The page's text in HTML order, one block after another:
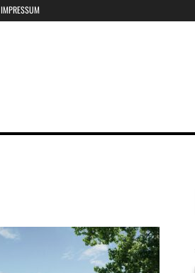
IMPRESSUM